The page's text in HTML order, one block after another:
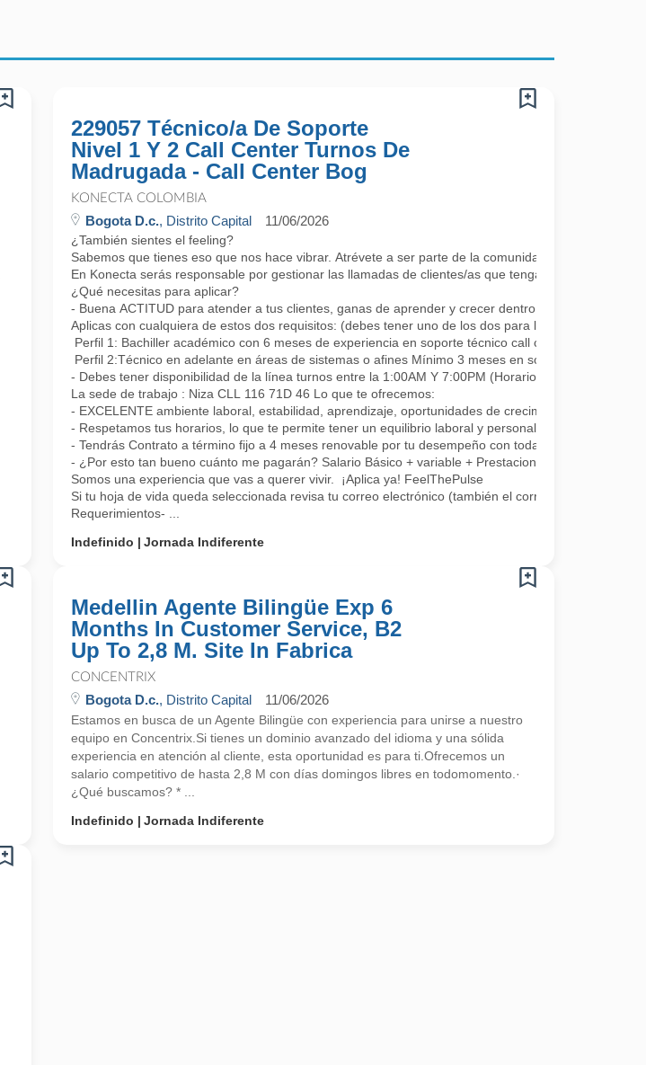
229057 Técnico/a De Soporte
Nivel 1 Y 2 Call Center Turnos De
Madrugada - Call Center Bog
KONECTA COLOMBIA
Bogota D.c., Distrito Capital 11/06/2026
¿También sientes el feeling?
Sabemos que tienes eso que nos hace vibrar. Atrévete a ser parte de la comunidad más cool; lo
En Konecta serás responsable por gestionar las llamadas de clientes/as que tengan algún
¿Qué necesitas para aplicar?
- Buena ACTITUD para atender a tus clientes, ganas de aprender y crecer dentro de la compañía
Aplicas con cualquiera de estos dos requisitos: (debes tener uno de los dos para la continuidad, se
Perfil 1: Bachiller académico con 6 meses de experiencia en soporte técnico call center.
Perfil 2:Técnico en adelante en áreas de sistemas o afines Mínimo 3 meses en soporte o áreas
- Debes tener disponibilidad de la línea turnos entre la 1:00AM Y 7:00PM (Horarios rotativos, 1 día
La sede de trabajo : Niza CLL 116 71D 46 Lo que te ofrecemos:
- EXCELENTE ambiente laboral, estabilidad, aprendizaje, oportunidades de crecimiento, tenemos
- Respetamos tus horarios, lo que te permite tener un equilibrio laboral y personal
- Tendrás Contrato a término fijo a 4 meses renovable por tu desempeño con todas las prestaciones
- ¿Por esto tan bueno cuánto me pagarán? Salario Básico + variable + Prestaciones por ley.
Somos una experiencia que vas a querer vivir. ¡Aplica ya! FeelThePulse
Si tu hoja de vida queda seleccionada revisa tu correo electrónico (también el correo no deseado)
Requerimientos- ...
Indefinido
Jornada Indiferente
Medellin Agente Bilingüe Exp 6
Months In Customer Service, B2
Up To 2,8 M. Site In Fabrica
CONCENTRIX
Bogota D.c., Distrito Capital 11/06/2026
Estamos en busca de un Agente Bilingüe con experiencia para unirse a nuestro
equipo en Concentrix.Si tienes un dominio avanzado del idioma y una sólida
experiencia en atención al cliente, esta oportunidad es para ti.Ofrecemos un
salario competitivo de hasta 2,8 M con días domingos libres en todomomento.·
¿Qué buscamos? * ...
Indefinido
Jornada Indiferente